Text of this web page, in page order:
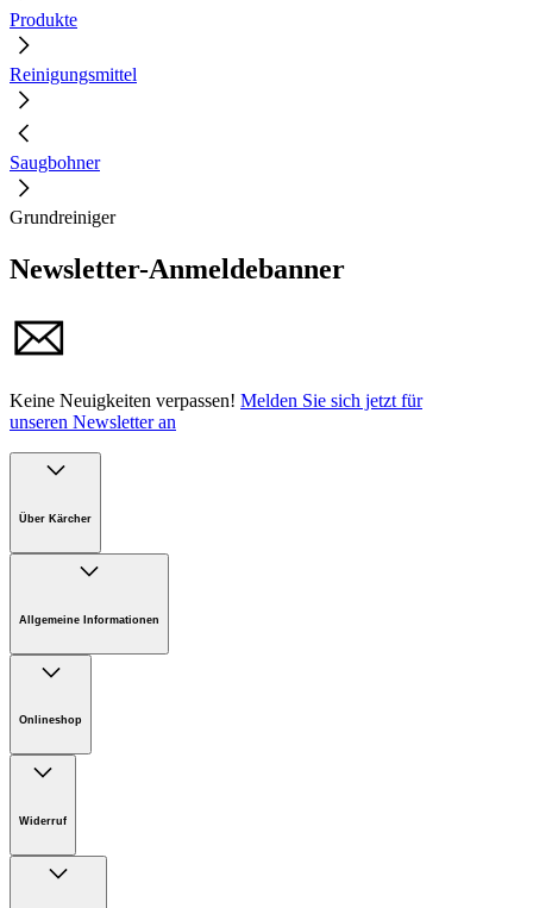
Produkte
Reinigungsmittel
Saugbohner
Grundreiniger
Newsletter-Anmeldebanner
Keine Neuigkeiten verpassen! Melden Sie sich jetzt für
unseren Newsletter an
Über Kärcher
Unternehmen
Nachhaltigkeit
Allgemeine Informationen
Onlineshop
Widerruf
Sie möchten etwas zurücksenden?